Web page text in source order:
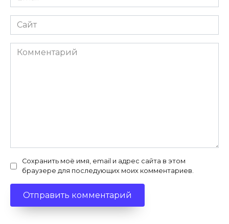
*
Сайт
Комментарий
Сохранить моё имя, email и адрес сайта в этом
браузере для последующих моих комментариев.